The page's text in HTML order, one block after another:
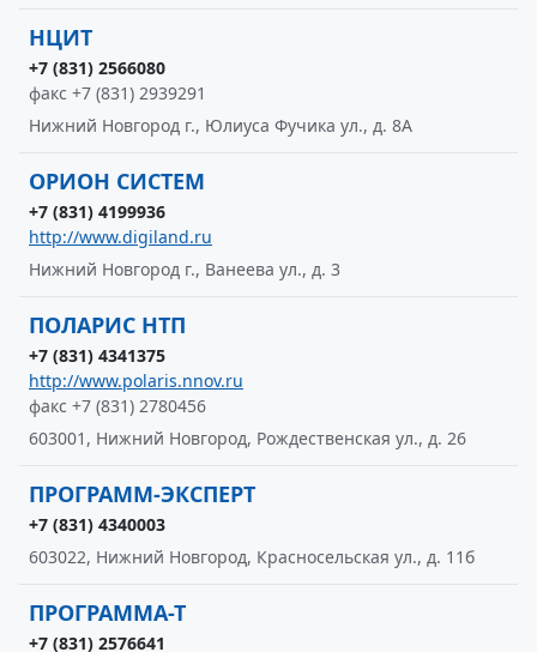
НЦИТ
+7 (831) 2566080
факс +7 (831) 2939291
Нижний Новгород г., Юлиуса Фучика ул., д. 8А
ОРИОН СИСТЕМ
+7 (831) 4199936
http://www.digiland.ru
Нижний Новгород г., Ванеева ул., д. 3
ПОЛАРИС НТП
+7 (831) 4341375
http://www.polaris.nnov.ru
факс +7 (831) 2780456
603001, Нижний Новгород, Рождественская ул., д. 26
ПРОГРАММ-ЭКСПЕРТ
+7 (831) 4340003
603022, Нижний Новгород, Красносельская ул., д. 11б
ПРОГРАММА-Т
+7 (831) 2576641